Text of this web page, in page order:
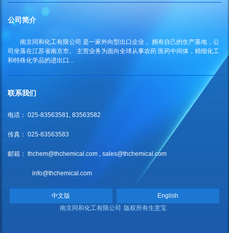
公司简介
南京同和化工有限公司 是一家外向型出口企业， 拥有自己的生产基地，公
司坐落在江苏省南京市。 主营业务为面向全球从事农药 医药中间体，精细化工
和特殊化学品的进出口...
联系我们
电话： 025-83563581, 83563582
传真： 025-83563583
邮箱： thchem@thchemical.com , sales@thchemical.com
info@thchemical.com
中文版
English
南京同和化工有限公司 版权所有生意宝